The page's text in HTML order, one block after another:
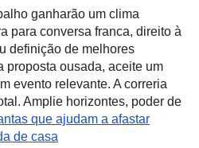
ganharão um clima
para conversa franca, direito à
definição de melhores
proposta ousada, aceite um
evento relevante. A correria
Amplie horizontes, poder de
que ajudam a afastar
de casa